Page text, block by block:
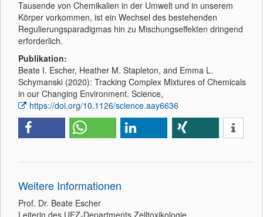
Tausende von Chemikalien in der Umwelt und in unserem
Körper vorkommen, ist ein Wechsel des bestehenden
Regulierungsparadigmas hin zu Mischungseffekten dringend
erforderlich.
Publikation:
Beate I. Escher, Heather M. Stapleton, and Emma L.
Schymanski (2020): Tracking Complex Mixtures of Chemicals
in our Changing Environment. Science,
https://doi.org/10.1126/science.aay6636
Weitere Informationen
Prof. Dr. Beate Escher
Leiterin des UFZ-Departments Zelltoxikologie